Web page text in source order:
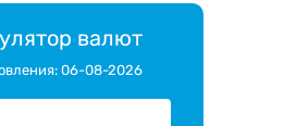
валют
06-08-2026